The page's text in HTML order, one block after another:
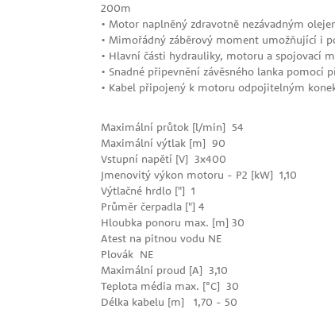
200m
• Motor naplněný zdravotně nezávadným
• Mimořádný záběrový moment umožňující i
• Hlavní části hydrauliky, motoru a spojovací
• Snadné připevnění závěsného lanka pomocí
• Kabel připojený k motoru odpojitelným
Maximální průtok [l/min] 54
Maximální výtlak [m] 90
Vstupní napětí [V] 3x400
Jmenovitý výkon motoru - P2 [kW] 1,10
Výtlačné hrdlo ["] 1
Průměr čerpadla ["] 4
Hloubka ponoru max. [m] 30
Atest na pitnou vodu NE
Plovák NE
Maximální proud [A] 3,10
Teplota média max. [°C] 30
Délka kabelu [m] 1,70 - 50